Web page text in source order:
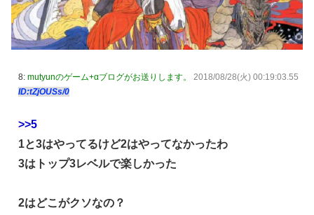
【デレマス】 紗南「アイドルに似合うポケモン？」
switch2版『Lies of P』、メタスコア86でゲーフリ新作を
粉砕
ある。←「おデジ以外味付けが濃いな…」
ださい」→「これはすごいわ」「こういうのを見ると日本人
値である」
キム・カッファン総合スレ
ムの敵ｗｗｗｗｗ
8: mutyunのゲーム+αブログがお送りします。
2018/08/28(火) 00:19:03.55
ID:tZjOUSs/0
>>5
1と3はやってるけど2はやってなかったわ
3はトップ3レベルで楽しかった
2はどこがクソなの？